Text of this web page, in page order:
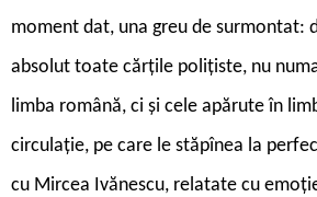
moment dat, una greu de surmontat:
absolut toate cărțile polițiste, nu
limba română, ci și cele apărute în
circulație, pe care le stăpînea la
cu Mircea Ivănescu, relatate cu